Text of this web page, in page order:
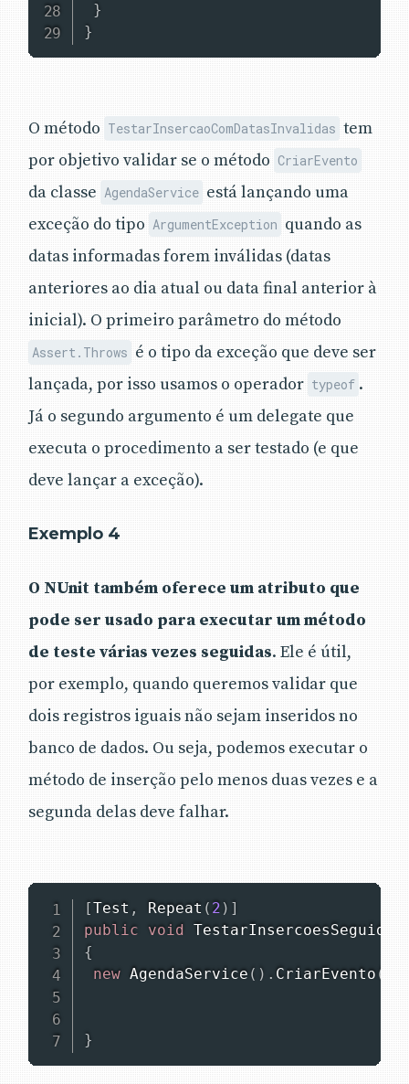
}
}
O método TestarInsercaoComDatasInvalidas tem
por objetivo validar se o método CriarEvento
da classe AgendaService está lançando uma
exceção do tipo ArgumentException quando as
datas informadas forem inválidas (datas
anteriores ao dia atual ou data final anterior à
inicial). O primeiro parâmetro do método
Assert.Throws é o tipo da exceção que deve ser
lançada, por isso usamos o operador typeof .
Já o segundo argumento é um delegate que
executa o procedimento a ser testado (e que
deve lançar a exceção).
Exemplo 4
O NUnit também oferece um atributo que
pode ser usado para executar um método
de teste várias vezes seguidas. Ele é útil,
por exemplo, quando queremos validar que
dois registros iguais não sejam inseridos no
banco de dados. Ou seja, podemos executar o
método de inserção pelo menos duas vezes e a
segunda delas deve falhar.
[Test , Repeat ( 2 ) ]
public
void TestarInsercoesSeguidas
{
new AgendaService ( ) . CriarEvento (
}